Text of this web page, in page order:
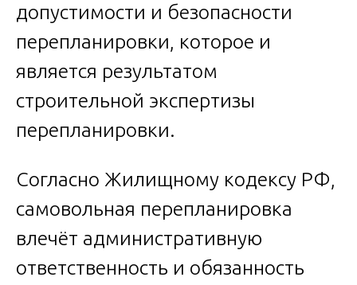
допустимости и безопасности
перепланировки, которое и
является результатом
строительной экспертизы
перепланировки.
Согласно Жилищному кодексу РФ,
самовольная перепланировка
влечёт административную
ответственность и обязанность